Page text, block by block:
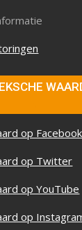
op Facebook
op Twitter
op YouTube
op